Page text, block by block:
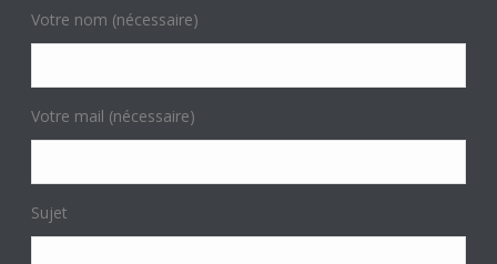
Votre nom (nécessaire)
Votre mail (nécessaire)
Sujet